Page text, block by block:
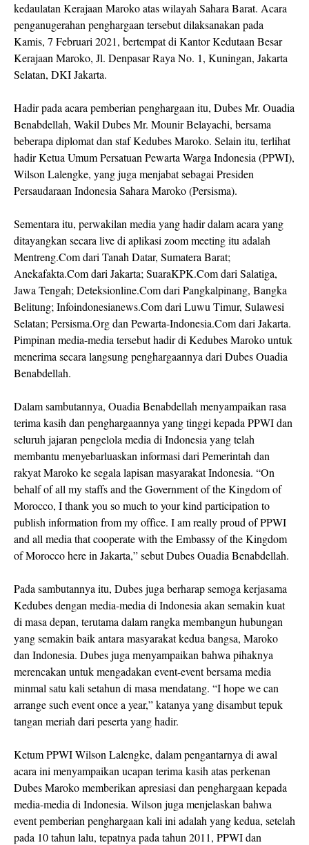
kedaulatan Kerajaan Maroko atas wilayah Sahara Barat. Acara
penganugerahan penghargaan tersebut dilaksanakan pada
Kamis, 7 Februari 2021, bertempat di Kantor Kedutaan Besar
Kerajaan Maroko, Jl. Denpasar Raya No. 1, Kuningan, Jakarta
Selatan, DKI Jakarta.
Hadir pada acara pemberian penghargaan itu, Dubes Mr. Ouadia
Benabdellah, Wakil Dubes Mr. Mounir Belayachi, bersama
beberapa diplomat dan staf Kedubes Maroko. Selain itu, terlihat
hadir Ketua Umum Persatuan Pewarta Warga Indonesia (PPWI),
Wilson Lalengke, yang juga menjabat sebagai Presiden
Persaudaraan Indonesia Sahara Maroko (Persisma).
Sementara itu, perwakilan media yang hadir dalam acara yang
ditayangkan secara live di aplikasi zoom meeting itu adalah
Mentreng.Com dari Tanah Datar, Sumatera Barat;
Anekafakta.Com dari Jakarta; SuaraKPK.Com dari Salatiga,
Jawa Tengah; Deteksionline.Com dari Pangkalpinang, Bangka
Belitung; Infoindonesianews.Com dari Luwu Timur, Sulawesi
Selatan; Persisma.Org dan Pewarta-Indonesia.Com dari Jakarta.
Pimpinan media-media tersebut hadir di Kedubes Maroko untuk
menerima secara langsung penghargaannya dari Dubes Ouadia
Benabdellah.
Dalam sambutannya, Ouadia Benabdellah menyampaikan rasa
terima kasih dan penghargaannya yang tinggi kepada PPWI dan
seluruh jajaran pengelola media di Indonesia yang telah
membantu menyebarluaskan informasi dari Pemerintah dan
rakyat Maroko ke segala lapisan masyarakat Indonesia. “On
behalf of all my staffs and the Government of the Kingdom of
Morocco, I thank you so much to your kind participation to
publish information from my office. I am really proud of PPWI
and all media that cooperate with the Embassy of the Kingdom
of Morocco here in Jakarta,” sebut Dubes Ouadia Benabdellah.
Pada sambutannya itu, Dubes juga berharap semoga kerjasama
Kedubes dengan media-media di Indonesia akan semakin kuat
di masa depan, terutama dalam rangka membangun hubungan
yang semakin baik antara masyarakat kedua bangsa, Maroko
dan Indonesia. Dubes juga menyampaikan bahwa pihaknya
merencakan untuk mengadakan event-event bersama media
minmal satu kali setahun di masa mendatang. “I hope we can
arrange such event once a year,” katanya yang disambut tepuk
tangan meriah dari peserta yang hadir.
Ketum PPWI Wilson Lalengke, dalam pengantarnya di awal
acara ini menyampaikan ucapan terima kasih atas perkenan
Dubes Maroko memberikan apresiasi dan penghargaan kepada
media-media di Indonesia. Wilson juga menjelaskan bahwa
event pemberian penghargaan kali ini adalah yang kedua, setelah
pada 10 tahun lalu, tepatnya pada tahun 2011, PPWI dan